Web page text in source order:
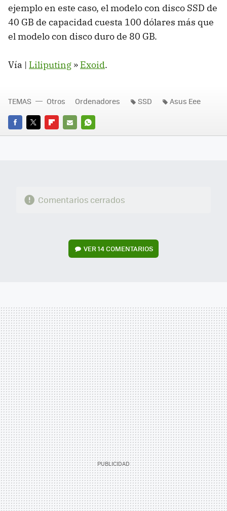
ejemplo en este caso, el modelo con disco SSD de
40 GB de capacidad cuesta 100 dólares más que
el modelo con disco duro de 80 GB.
Vía | Liliputing » Exoid.
FACEBOOK
TWITTERFLIPBOARD
E-
WHATSAPP
TEMAS Otros Ordenadores SSD Asus Eee
Comentarios cerrados
VER14 COMENTARIOS